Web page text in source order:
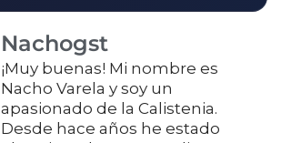
Nachogst
¡Muy buenas! Mi nombre es
Nacho Varela y soy un
apasionado de la Calistenia.
Desde hace años he estado